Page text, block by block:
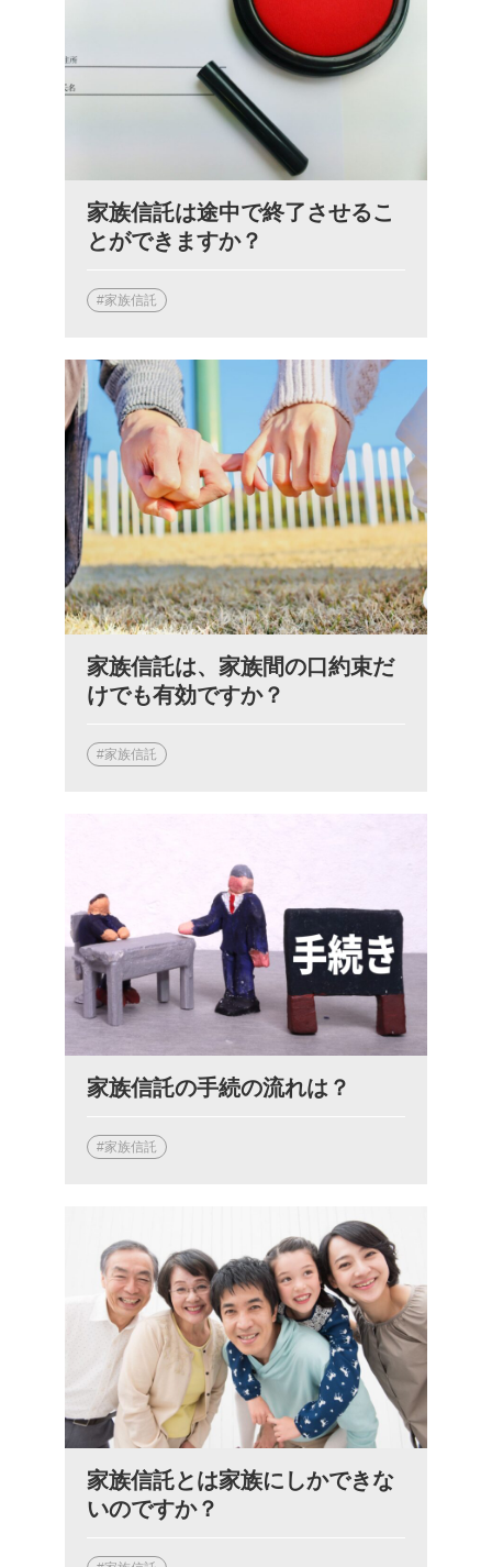
家族信託は途中で終了させるこ
とができますか？
#家族信託
家族信託は、家族間の口約束だ
けでも有効ですか？
#家族信託
家族信託の手続の流れは？
#家族信託
家族信託とは家族にしかできな
いのですか？